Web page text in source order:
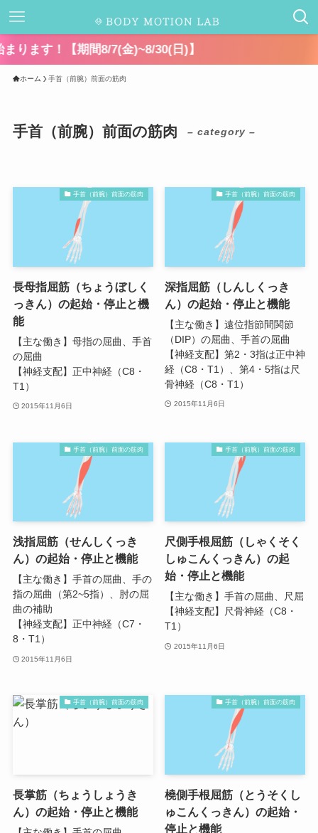
す！【期間8/7(金)~8/30(日)】
ホーム 手首（前腕）前面の筋肉
手首（前腕）前面の筋肉 – category –
手首（前腕）前面の筋肉
長母指屈筋（ちょうぼしく
っきん）の起始・停止と機
能
【主な働き】母指の屈曲、手首
の屈曲
【神経支配】正中神経（C8・
T1）
2015年11月6日
手首（前腕）前面の筋肉
深指屈筋（しんしくっき
ん）の起始・停止と機能
【主な働き】遠位指節間関節
（DIP）の屈曲、手首の屈曲
【神経支配】第2・3指は正中神
経（C8・T1）、第4・5指は尺
骨神経（C8・T1）
2015年11月6日
手首（前腕）前面の筋肉
浅指屈筋（せんしくっき
ん）の起始・停止と機能
【主な働き】手首の屈曲、手の
指の屈曲（第2~5指）、肘の屈
曲の補助
【神経支配】正中神経（C7・
8・T1）
2015年11月6日
手首（前腕）前面の筋肉
尺側手根屈筋（しゃくそく
しゅこんくっきん）の起
始・停止と機能
【主な働き】手首の屈曲、尺屈
【神経支配】尺骨神経（C8・
T1）
2015年11月6日
手首（前腕）前面の筋肉
長掌筋（ちょうしょうき
ん）の起始・停止と機能
手首（前腕）前面の筋肉
橈側手根屈筋（とうそくし
ゅこんくっきん）の起始・
停止と機能